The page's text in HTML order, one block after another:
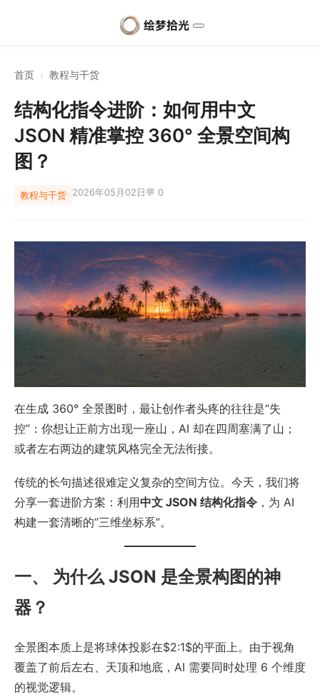
首页 › 教程与干货
结构化指令进阶：如何用中文
JSON 精准掌控 360° 全景空间构
图？
教程与干货 2026年05月02日💬 0
在生成 360° 全景图时，最让创作者头疼的往往是“失
控”：你想让正前方出现一座山，AI 却在四周塞满了山；
或者左右两边的建筑风格完全无法衔接。
传统的长句描述很难定义复杂的空间方位。今天，我们将
分享一套进阶方案：利用中文 JSON 结构化指令 ，为 AI
构建一套清晰的“三维坐标系”。
一、 为什么 JSON 是全景构图的神
器？
全景图本质上是将球体投影在$2:1$的平面上。由于视角
覆盖了前后左右、天顶和地底，AI 需要同时处理 6 个维度
的视觉逻辑。